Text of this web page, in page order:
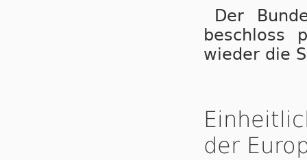
Der
beschloss
wieder die
der